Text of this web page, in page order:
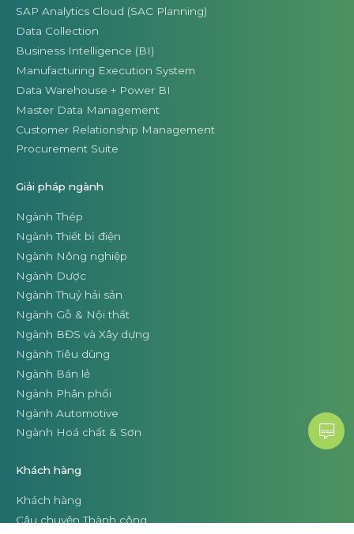
SAP Analytics Cloud (SAC Planning)
Data Collection
Business Intelligence (BI)
Manufacturing Execution System
Data Warehouse + Power BI
Master Data Management
Customer Relationship Management
Procurement Suite
Giải pháp ngành
Ngành Thép
Ngành Thiết bị điện
Ngành Nông nghiệp
Ngành Dược
Ngành Thuỷ hải sản
Ngành Gỗ & Nội thất
Ngành BĐS và Xây dựng
Ngành Tiêu dùng
Ngành Bán lẻ
Ngành Phân phối
Ngành Automotive
Ngành Hoá chất & Sơn
Khách hàng
Khách hàng
Câu chuyện Thành công